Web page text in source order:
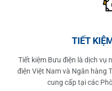
TIẾT
Tiết kiệm Bưu điện là dịch vụ
điện Việt Nam và Ngân hàng
cung cấp tại các